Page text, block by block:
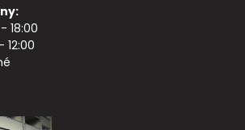
18:00
12:00
CIEVKY